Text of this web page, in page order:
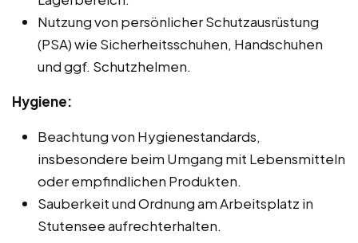
Nutzung von persönlicher Schutzausrüstung
(PSA) wie Sicherheitsschuhen, Handschuhen
und ggf. Schutzhelmen.
Hygiene:
Beachtung von Hygienestandards,
insbesondere beim Umgang mit Lebensmitteln
oder empfindlichen Produkten.
Sauberkeit und Ordnung am Arbeitsplatz in
Stutensee aufrechterhalten.